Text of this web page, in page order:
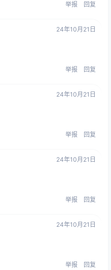
举报 回复
24年10月21日
举报 回复
24年10月21日
举报 回复
24年10月21日
举报 回复
24年10月21日
举报 回复